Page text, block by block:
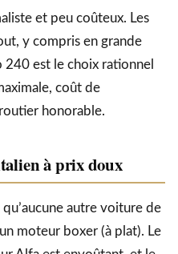
et peu coûteux. Les
y compris en grande
est le choix rationnel
coût de
honorable.
à prix doux
autre voiture de
moteur boxer (à plat). Le